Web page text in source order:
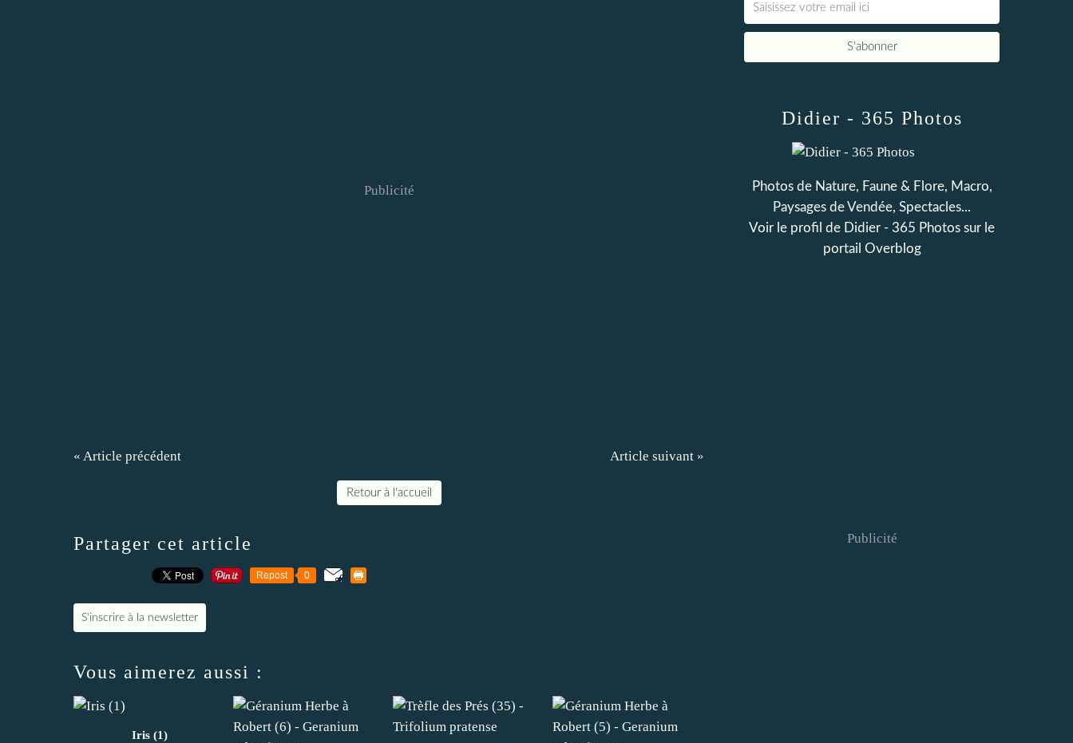
Publicité
« Article précédent Article suivant »
Retour à l'accueil
Partager cet article
Repost 0
S'inscrire à la newsletter
Vous aimerez aussi :
Iris (1)
Didier - 365 Photos
Photos de Nature, Faune & Flore, Macro,
Paysages de Vendée, Spectacles...
Voir le profil de Didier - 365 Photos sur le
portail Overblog
Publicité